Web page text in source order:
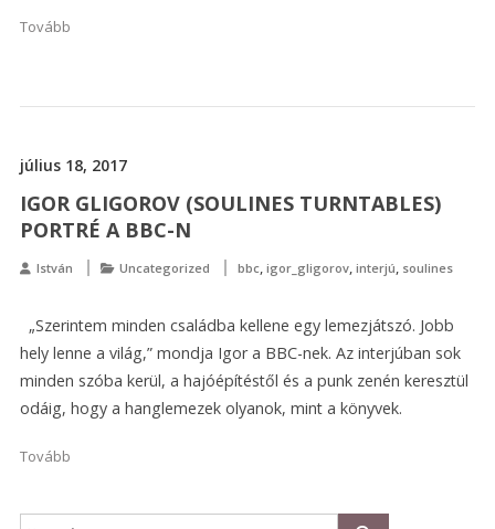
Tovább
július 18, 2017
IGOR GLIGOROV (SOULINES TURNTABLES)
PORTRÉ A BBC-N
István Uncategorized bbc, igor_gligorov, interjú, soulines
„Szerintem minden családba kellene egy lemezjátszó. Jobb
hely lenne a világ,” mondja Igor a BBC-nek. Az interjúban sok
minden szóba kerül, a hajóépítéstől és a punk zenén keresztül
odáig, hogy a hanglemezek olyanok, mint a könyvek.
Tovább